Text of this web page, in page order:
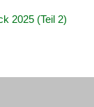
2025 (Teil 2)